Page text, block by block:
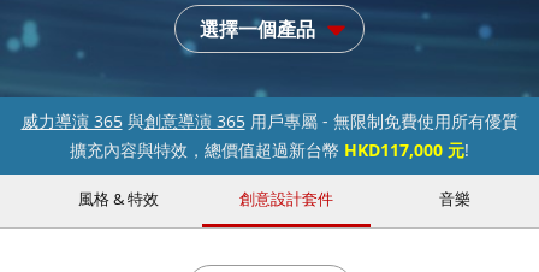
選擇一個產品
威力導演 365與創意導演 365用戶專屬 - 無限制免費使用所有優質
擴充內容與特效，總價值超過新台幣 HKD117,000 元!
風格 & 特效 創意設計套件 音樂